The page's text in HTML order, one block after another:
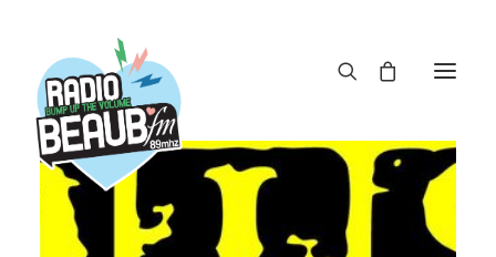
ACTUS
REPLAY